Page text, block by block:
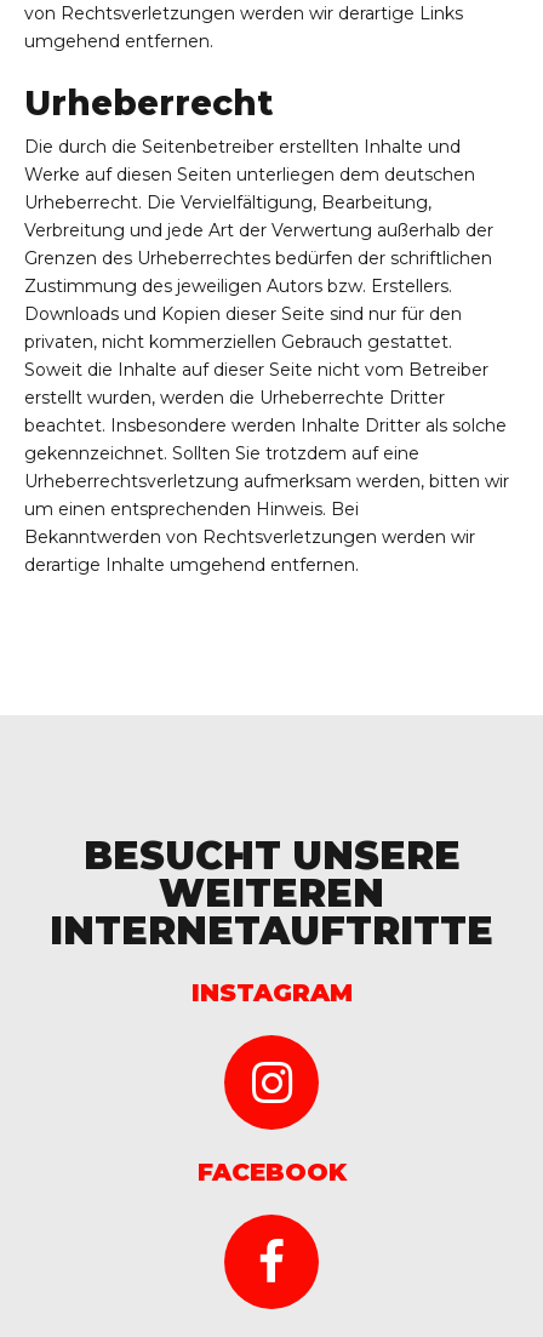
von Rechtsverletzungen werden wir derartige Links
umgehend entfernen.
Urheberrecht
Die durch die Seitenbetreiber erstellten Inhalte und
Werke auf diesen Seiten unterliegen dem deutschen
Urheberrecht. Die Vervielfältigung, Bearbeitung,
Verbreitung und jede Art der Verwertung außerhalb der
Grenzen des Urheberrechtes bedürfen der schriftlichen
Zustimmung des jeweiligen Autors bzw. Erstellers.
Downloads und Kopien dieser Seite sind nur für den
privaten, nicht kommerziellen Gebrauch gestattet.
Soweit die Inhalte auf dieser Seite nicht vom Betreiber
erstellt wurden, werden die Urheberrechte Dritter
beachtet. Insbesondere werden Inhalte Dritter als solche
gekennzeichnet. Sollten Sie trotzdem auf eine
Urheberrechtsverletzung aufmerksam werden, bitten wir
um einen entsprechenden Hinweis. Bei
Bekanntwerden von Rechtsverletzungen werden wir
derartige Inhalte umgehend entfernen.
BESUCHT UNSERE
WEITEREN
INTERNETAUFTRITTE
INSTAGRAM
FACEBOOK